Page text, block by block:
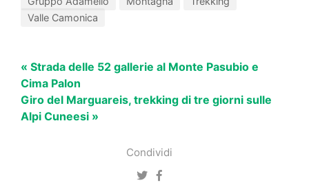
Condividi
Valle Camonica
« Strada delle 52 gallerie al Monte Pasubio e
Cima Palon
Giro del Marguareis, trekking di tre giorni sulle
Alpi Cuneesi »